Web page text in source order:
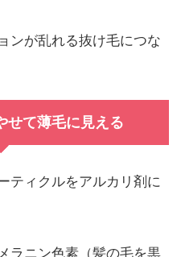
ンが乱れる抜け毛につな
せて薄毛に見える
ティクルをアルカリ剤に
ラニン色素（髪の毛を黒